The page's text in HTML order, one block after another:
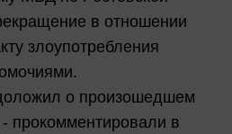
в отношении
злоупотребления
о произошедшем
- прокомментировали в